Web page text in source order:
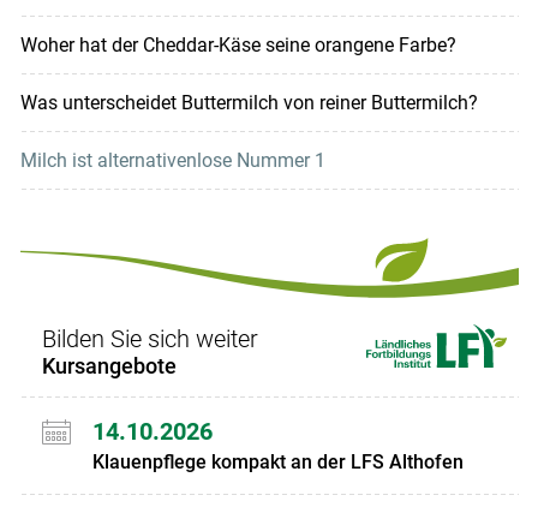
Woher hat der Cheddar-Käse seine orangene Farbe?
Was unterscheidet Buttermilch von reiner Buttermilch?
Milch ist alternativenlose Nummer 1
Bilden Sie sich weiter
Kursangebote
14.10.2026
Klauenpflege kompakt an der LFS Althofen